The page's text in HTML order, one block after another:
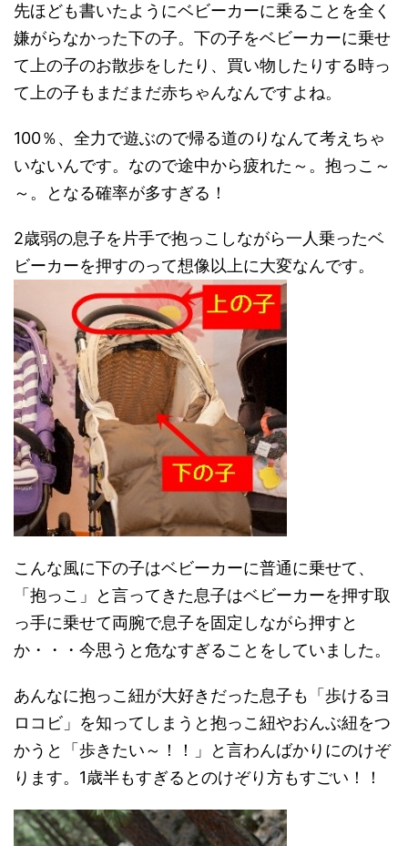
先ほども書いたようにベビーカーに乗ることを全く
嫌がらなかった下の子。下の子をベビーカーに乗せ
て上の子のお散歩をしたり、買い物したりする時っ
て上の子もまだまだ赤ちゃんなんですよね。
100％、全力で遊ぶので帰る道のりなんて考えちゃ
いないんです。なので途中から疲れた～。抱っこ～
～。となる確率が多すぎる！
2歳弱の息子を片手で抱っこしながら一人乗ったベ
ビーカーを押すのって想像以上に大変なんです。
こんな風に下の子はベビーカーに普通に乗せて、
「抱っこ」と言ってきた息子はベビーカーを押す取
っ手に乗せて両腕で息子を固定しながら押すと
か・・・今思うと危なすぎることをしていました。
あんなに抱っこ紐が大好きだった息子も「歩けるヨ
ロコビ」を知ってしまうと抱っこ紐やおんぶ紐をつ
かうと「歩きたい～！！」と言わんばかりにのけぞ
ります。1歳半もすぎるとのけぞり方もすごい！！